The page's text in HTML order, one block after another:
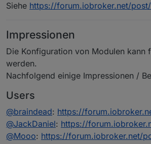
Siehe https://forum.iobroker.net/
Impressionen
Die Konfiguration von Modulen kann
werden.
Nachfolgend einige Impressionen /
Users
@braindead: https://
@JackDaniel: https://
@Mooo: https://forum.iobroker.net/